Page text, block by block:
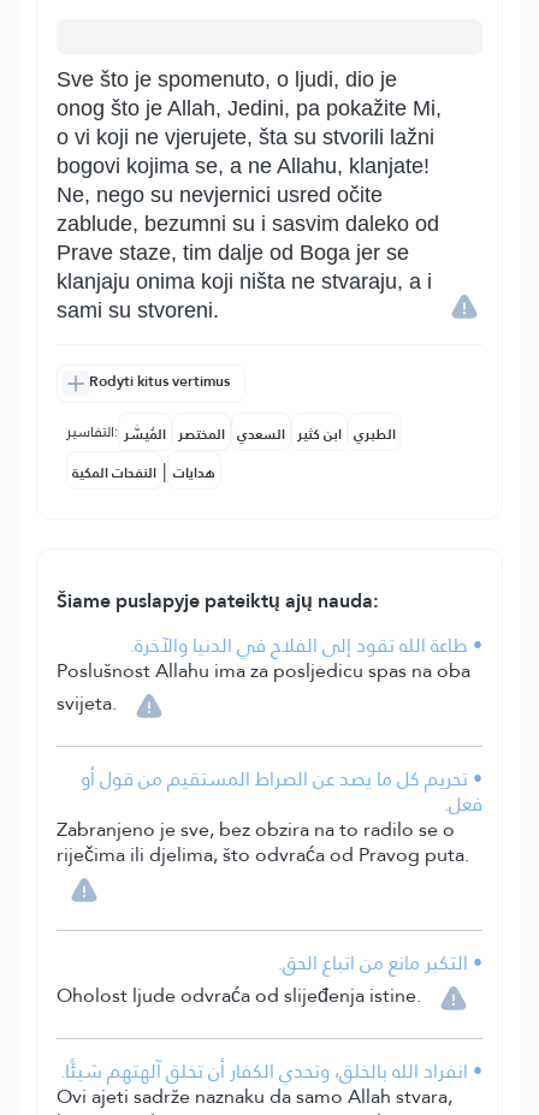
Sve što je spomenuto, o ljudi, dio je
onog što je Allah, Jedini, pa pokažite Mi,
o vi koji ne vjerujete, šta su stvorili lažni
bogovi kojima se, a ne Allahu, klanjate!
Ne, nego su nevjernici usred očite
zablude, bezumni su i sasvim daleko od
Prave staze, tim dalje od Boga jer se
klanjaju onima koji ništa ne stvaraju, a i
sami su stvoreni.
Rodyti kitus vertimus
التفاسير: المُيسَّر المختصر السعدي ابن كثير الطبري
النفحات المكية | هدايات
Šiame puslapyje pateiktų ajų nauda:
• طاعة الله تقود إلى الفلاح في الدنيا والآخرة.
Poslušnost Allahu ima za posljedicu spas na oba
svijeta.
• تحريم كل ما يصد عن الصراط المستقيم من قول أو
فعل.
Zabranjeno je sve, bez obzira na to radilo se o
riječima ili djelima, što odvraća od Pravog puta.
• التكبر مانع من اتباع الحق.
Oholost ljude odvraća od slijeđenja istine.
• انفراد الله بالخلق، وتحدي الكفار أن تخلق آلهتهم شيئًا.
Ovi ajeti sadrže naznaku da samo Allah stvara,